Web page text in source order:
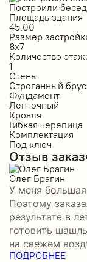
Построили
Площадь здания
45.00
Размер
8х7
Количество
1
Стены
Строганный брус
Фундамент
Ленточный
Кровля
Гибкая черепица
Комплектация
Под ключ
Отзыв
Олег Брагин
У меня
Поэтому
результате в
готовить
на свежем
ПОДРОБНЕЕ